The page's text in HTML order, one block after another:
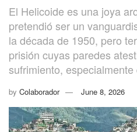
El Helicoide es una joya
pretendió ser un
la década de 1950, pero
prisión cuyas paredes
sufrimiento,
by Colaborador June 8, 2026